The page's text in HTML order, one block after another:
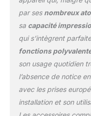
par ses nombreux
sa capacité
qui s’intègrent
fonctions
son usage quotidien
l’absence de notice
avec les prises
installation et son